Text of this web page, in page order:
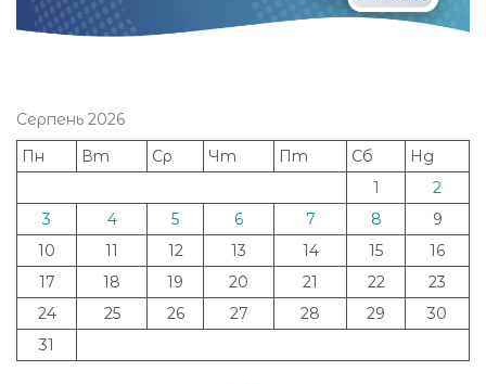
Серпень 2026
Пн
Вт Ср Чт Пт Сб
Нд
1
2
3
4 5 6 7 8
9
10
11 12 13 14 15
16
17
18 19 20 21 22
23
24
25 26 27 28 29
30
31